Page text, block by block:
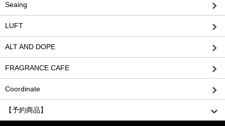
Seaing
LUFT
ALT AND DOPE
FRAGRANCE CAFE
Coordinate
【予約商品】